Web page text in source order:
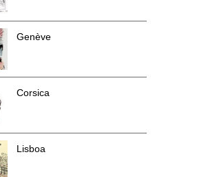
Genève
Corsica
Lisboa